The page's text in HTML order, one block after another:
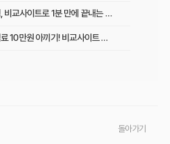
복잡한 운전자보험, 비교사이트로 1분 만에 끝내는 최적 보험료 찾기
숨겨진 운전자보험료 10만원 아끼기! 비교사이트 활용법 이것부터 확인
돌아가기